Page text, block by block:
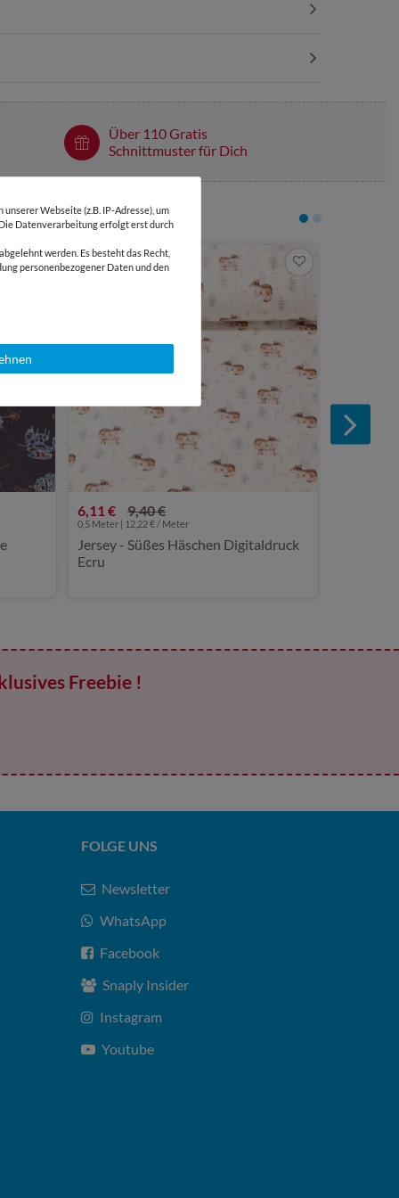
Über 110 Gratis
Schnittmuster für Dich
-35 %
6,11 € 9,40 €
0,5 Meter | 12,22 € / Meter
Jersey - Süßes Häschen Digitaldruck
Ecru
Freebie !
Webseite (z.B. IP-Adresse), um
Datenverarbeitung erfolgt erst durch
werden. Es besteht das Recht,
personenbezogener Daten und den
FOLGE UNS
Newsletter
WhatsApp
Facebook
Snaply Insider
Instagram
Youtube